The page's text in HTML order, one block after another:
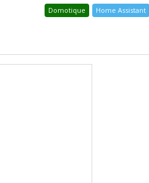
Domotique Home Assistant